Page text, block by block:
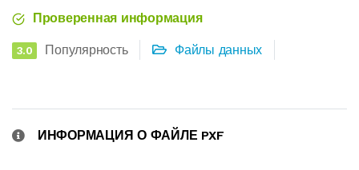
Проверенная информация
3.0 Популярность Файлы данных
ИНФОРМАЦИЯ О ФАЙЛЕ PXF